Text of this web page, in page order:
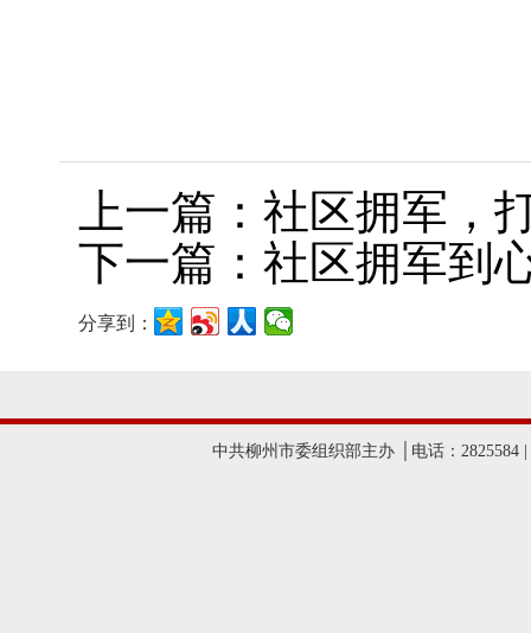
上一篇：社区拥军，
下一篇：社区拥军到
分享到：
中共柳州市委组织部主办 │电话：2825584